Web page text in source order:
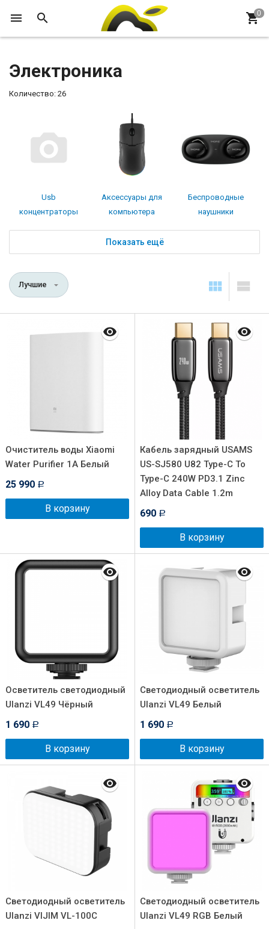
Электроника
Количество: 26
Usb
концентраторы
Аксессуары для
компьютера
Беспроводные
наушники
Показать ещё
Лучшие
Очиститель воды Xiaomi
Water Purifier 1A Белый
25 990 Р
В корзину
Кабель зарядный USAMS
US-SJ580 U82 Type-C To
Type-C 240W PD3.1 Zinc
Alloy Data Cable 1.2m
690 Р
В корзину
Осветитель светодиодный
Ulanzi VL49 Чёрный
1 690 Р
В корзину
Светодиодный осветитель
Ulanzi VL49 Белый
1 690 Р
В корзину
Светодиодный осветитель
Ulanzi VIJIM VL-100C
Светодиодный осветитель
Ulanzi VL49 RGB Белый